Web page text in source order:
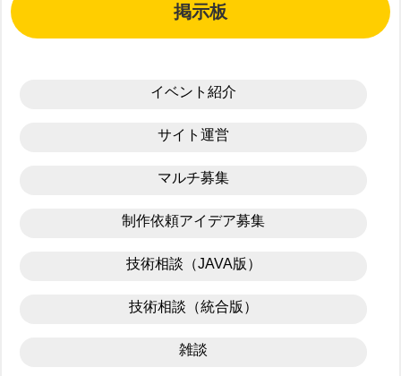
掲示板
イベント紹介
サイト運営
マルチ募集
制作依頼アイデア募集
技術相談（JAVA版）
技術相談（統合版）
雑談